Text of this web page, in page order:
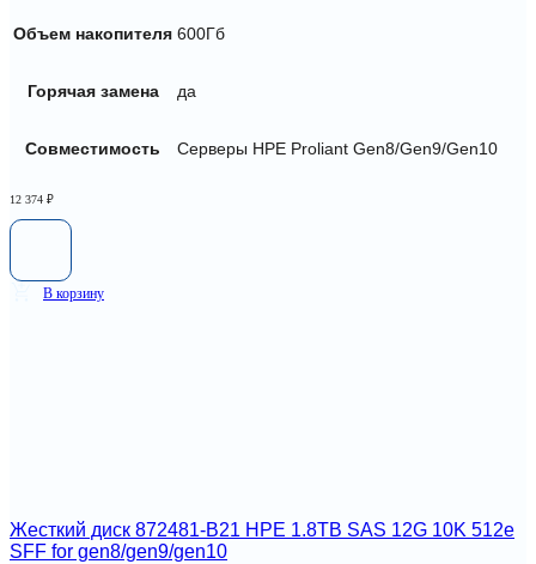
Объем накопителя 600Гб
Горячая замена да
Совместимость Серверы HPE Proliant Gen8/Gen9/Gen10
12 374 ₽
В корзину
Жесткий диск 872481-B21 HPE 1.8TB SAS 12G 10K 512e
SFF for gen8/gen9/gen10